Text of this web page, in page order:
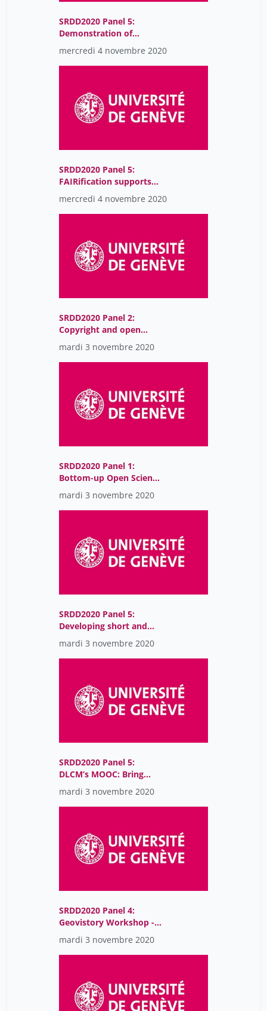
SRDD2020 Panel 5:
Demonstration of
Nuvolos, the knowledge-
creating platform for
research and education
mercredi 4 novembre 2020
SRDD2020 Panel 5:
FAIRification supports
large-scale multi-omics
data integration in
systems genetics
mercredi 4 novembre 2020
SRDD2020 Panel 2:
Copyright and open
licenses for data
mardi 3 novembre 2020
SRDD2020 Panel 1:
Bottom-up Open Science
shift for data and code:
the case for a Data
Champions community
mardi 3 novembre 2020
SRDD2020 Panel 5:
Developing short and
flexible training
programs in Open
Science and Research
mardi 3 novembre 2020
SRDD2020 Panel 5:
DLCM’s MOOC: Bring
your questions and pick
up your answers
mardi 3 novembre 2020
SRDD2020 Panel 4:
Geovistory Workshop -
How to implement FAIR
data production in a
virtual research
mardi 3 novembre 2020